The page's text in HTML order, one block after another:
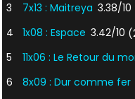
3
7x13 : Maitreya 3.38/10
4
1x08 : Espace 3.42/10
5
11x06 : Le Retour du
6
8x09 : Dur comme fer